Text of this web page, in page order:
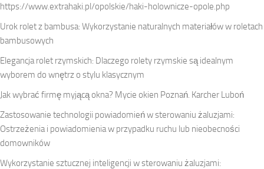
https://www.extrahaki.pl/opolskie/haki-holownicze-opole.php
Urok rolet z bambusa: Wykorzystanie naturalnych materiałów w roletach
bambusowych
Elegancja rolet rzymskich: Dlaczego rolety rzymskie są idealnym
wyborem do wnętrz o stylu klasycznym
Jak wybrać firmę myjącą okna? Mycie okien Poznań. Karcher Luboń
Zastosowanie technologii powiadomień w sterowaniu żaluzjami:
Ostrzeżenia i powiadomienia w przypadku ruchu lub nieobecności
domowników
Wykorzystanie sztucznej inteligencji w sterowaniu żaluzjami: